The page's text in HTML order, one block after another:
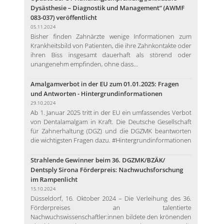
Dysästhesie – Diagnostik und Management“ (AWMF
083-037) veröffentlicht
05.11.2024
Bisher finden Zahnärzte wenige Informationen zum
Krankheitsbild von Patienten, die ihre Zahnkontakte oder
ihren Biss insgesamt dauerhaft als störend oder
unangenehm empfinden, ohne dass...
Amalgamverbot in der EU zum 01.01.2025: Fragen
und Antworten - Hintergrundinformationen
29.10.2024
Ab 1. Januar 2025 tritt in der EU ein umfassendes Verbot
von Dentalamalgam in Kraft. Die Deutsche Gesellschaft
für Zahnerhaltung (DGZ) und die DGZMK beantworten
die wichtigsten Fragen dazu. #Hintergrundinformationen
Strahlende Gewinner beim 36. DGZMK/BZÄK/
Dentsply Sirona Förderpreis: Nachwuchsforschung
im Rampenlicht
15.10.2024
Düsseldorf, 16. Oktober 2024 – Die Verleihung des 36.
Förderpreises an talentierte
Nachwuchswissenschaftler:innen bildete den krönenden